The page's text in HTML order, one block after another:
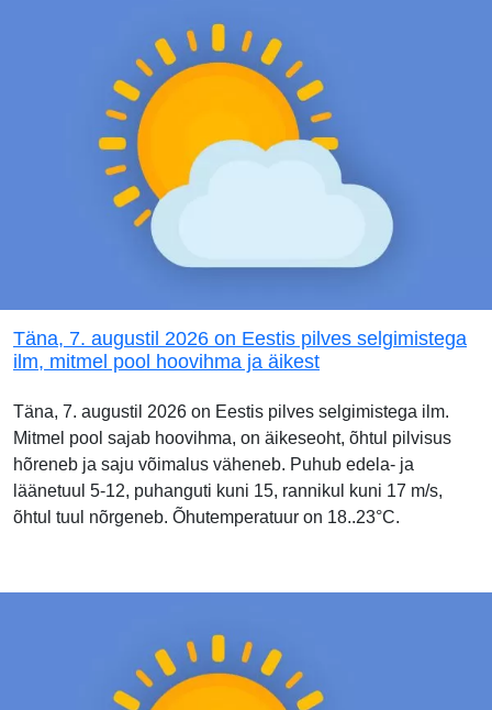
Täna, 7. augustil 2026 on Eestis pilves selgimistega
ilm, mitmel pool hoovihma ja äikest
Täna, 7. augustil 2026 on Eestis pilves selgimistega ilm.
Mitmel pool sajab hoovihma, on äikeseoht, õhtul pilvisus
hõreneb ja saju võimalus väheneb. Puhub edela- ja
läänetuul 5-12, puhanguti kuni 15, rannikul kuni 17 m/s,
õhtul tuul nõrgeneb. Õhutemperatuur on 18..23°C.